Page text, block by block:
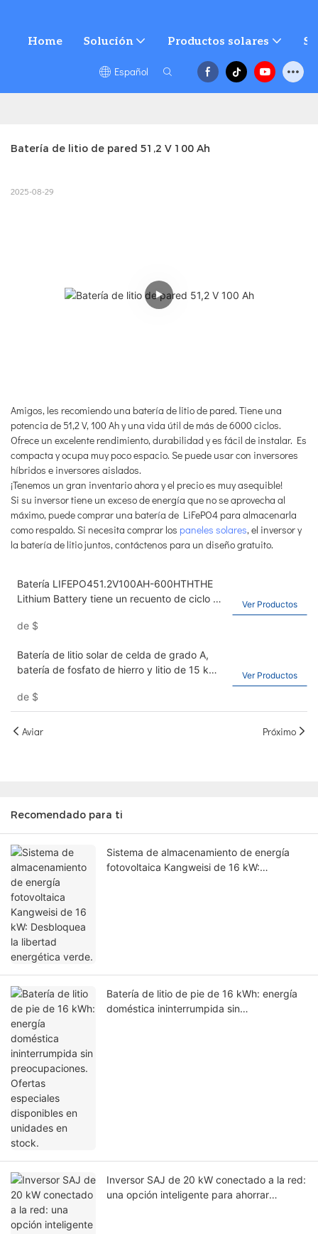
Home Solución Productos solares
Español
Batería de litio de pared 51,2 V 100 Ah
2025-08-29
Amigos, les recomiendo una batería de litio de pared. Tiene una
potencia de 51,2 V, 100 Ah y una vida útil de más de 6000 ciclos.
Ofrece un excelente rendimiento, durabilidad y es fácil de instalar. Es
compacta y ocupa muy poco espacio. Se puede usar con inversores
híbridos e inversores aislados.
¡Tenemos un gran inventario ahora y el precio es muy asequible!
Si su inversor tiene un exceso de energía que no se aprovecha al
máximo, puede comprar una batería de LiFePO4 para almacenarla
como respaldo. Si necesita comprar los paneles solares, el inversor y
la batería de litio juntos, contáctenos para un diseño gratuito.
Batería LIFEPO451.2V100AH-600HTHTHE
Lithium Battery tiene un recuento de ciclo de
de energía solar de batería de iones de litio
de $
Ver Productos
Batería de litio solar de celda de grado A,
batería de fosfato de hierro y litio de 15 kWh
doméstica y comercial, batería de litio de
51,2 V 300 AH
de $
Ver Productos
Aviar Próximo
Recomendado para ti
Sistema de almacenamiento de energía
fotovoltaica Kangweisi de 16 kW:
Batería de litio de pie de 16 kWh: energía
doméstica ininterrumpida sin
Inversor SAJ de 20 kW conectado a la red:
una opción inteligente para ahorrar